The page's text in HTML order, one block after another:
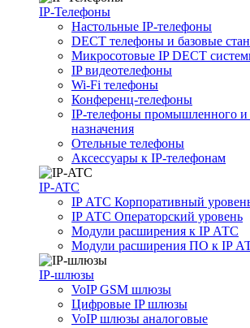
IP-Телефоны
Настольные IP-телефоны
DECT телефоны и базовые
Микросотовые IP DECT
IP видеотелефоны
Wi-Fi телефоны
Конференц-телефоны
IP-телефоны промышленного и
назначения
Отельные телефоны
Аксессуары к IP-телефонам
IP-ATC
IP АТС Корпоративный
IP АТС Операторский уровень
Модули расширения к IP АТС
Модули расширения ПО к IP
IP-шлюзы
VoIP GSM шлюзы
Цифровые IP шлюзы
VoIP шлюзы аналоговые